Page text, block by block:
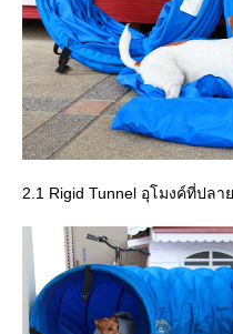
2.1 Rigid Tunnel อุโมงค์ที่ปลา